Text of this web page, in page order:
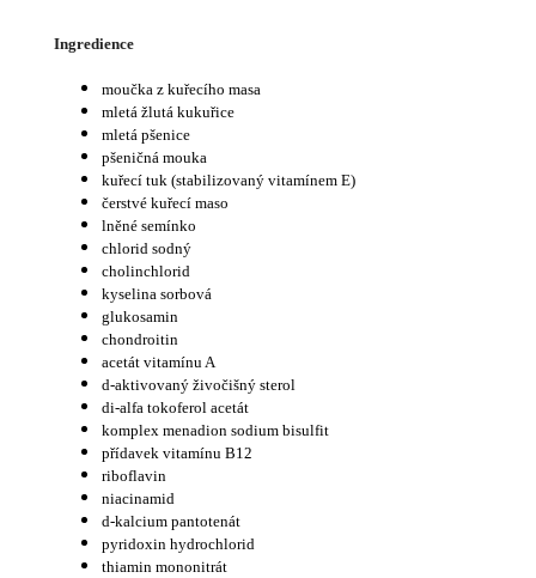
Ingredience
moučka z kuřecího masa
mletá žlutá kukuřice
mletá pšenice
pšeničná mouka
kuřecí tuk (stabilizovaný vitamínem E)
čerstvé kuřecí maso
lněné semínko
chlorid sodný
cholinchlorid
kyselina sorbová
glukosamin
chondroitin
acetát vitamínu A
d-aktivovaný živočišný sterol
di-alfa tokoferol acetát
komplex menadion sodium bisulfit
přídavek vitamínu B12
riboflavin
niacinamid
d-kalcium pantotenát
pyridoxin hydrochlorid
thiamin mononitrát